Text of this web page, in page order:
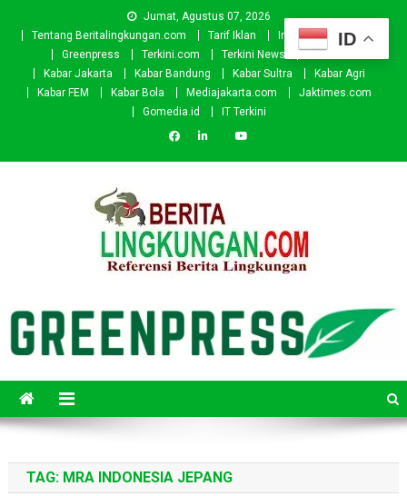
Jumat, Agustus 07, 2026
Tentang Beritalingkungan.com
Tarif Iklan Investor
Donasi
Greenpress
Terkini.com Terkini News
Kabar.id
Kabar Jakarta
Kabar Bandung Kabar Sultra
Kabar Agri
Kabar FEM
Kabar Bola Mediajakarta.com
Jaktimes.com
Gomedia.id
IT Terkini
TAG: MRA INDONESIA JEPANG
ID